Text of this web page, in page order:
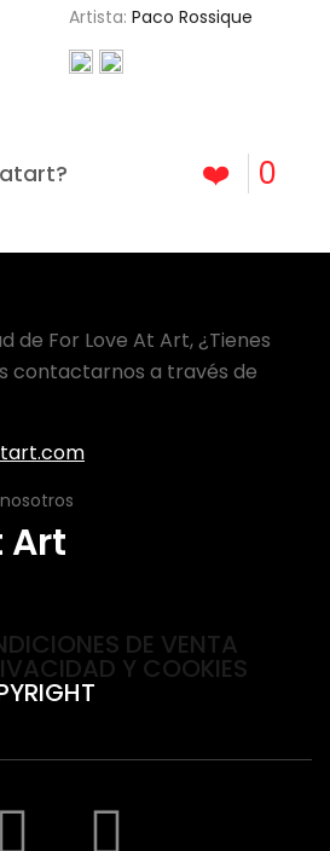
Artista: Paco Rossique
❤️ 0
de For Love At Art, ¿Tienes
contactarnos a través de
Art
DE VENTA
Y COOKIES